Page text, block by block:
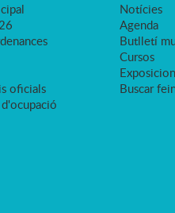
oficials
Notícies
Agenda
Butlletí
Cursos
Buscar